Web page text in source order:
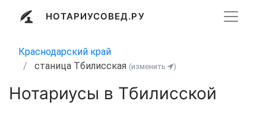
НОТАРИУСОВЕД.РУ
Краснодарский край
станица Тбилисская (изменить )
Нотариусы в Тбилисской